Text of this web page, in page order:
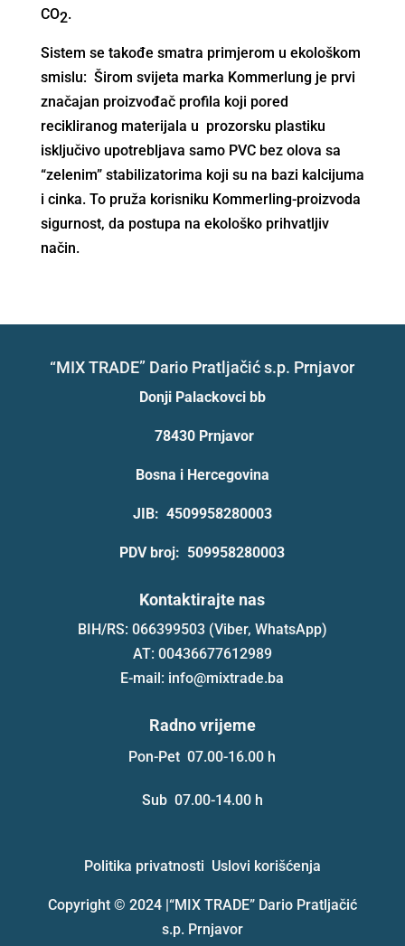
CO2.
Sistem se takođe smatra primjerom u ekološkom
smislu: Širom svijeta marka Kommerlung je prvi
značajan proizvođač profila koji pored
recikliranog materijala u prozorsku plastiku
isključivo upotrebljava samo PVC bez olova sa
“zelenim” stabilizatorima koji su na bazi kalcijuma
i cinka. To pruža korisniku Kommerling-proizvoda
sigurnost, da postupa na ekološko prihvatljiv
način.
“MIX TRADE” Dario Pratljačić s.p. Prnjavor
Donji Palackovci bb
78430 Prnjavor
Bosna i Hercegovina
JIB: 4509958280003
PDV broj: 509958280003
Kontaktirajte nas
BIH/RS: 066399503 (Viber, WhatsApp)
AT: 00436677612989
E-mail: info@mixtrade.ba
Radno vrijeme
Pon-Pet 07.00-16.00 h
Sub 07.00-14.00 h
Politika privatnosti Uslovi korišćenja
Copyright © 2024 |“MIX TRADE” Dario Pratljačić
s.p. Prnjavor